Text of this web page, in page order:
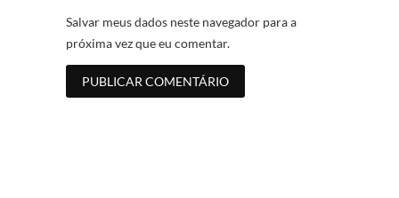
Salvar meus dados neste navegador para a
próxima vez que eu comentar.